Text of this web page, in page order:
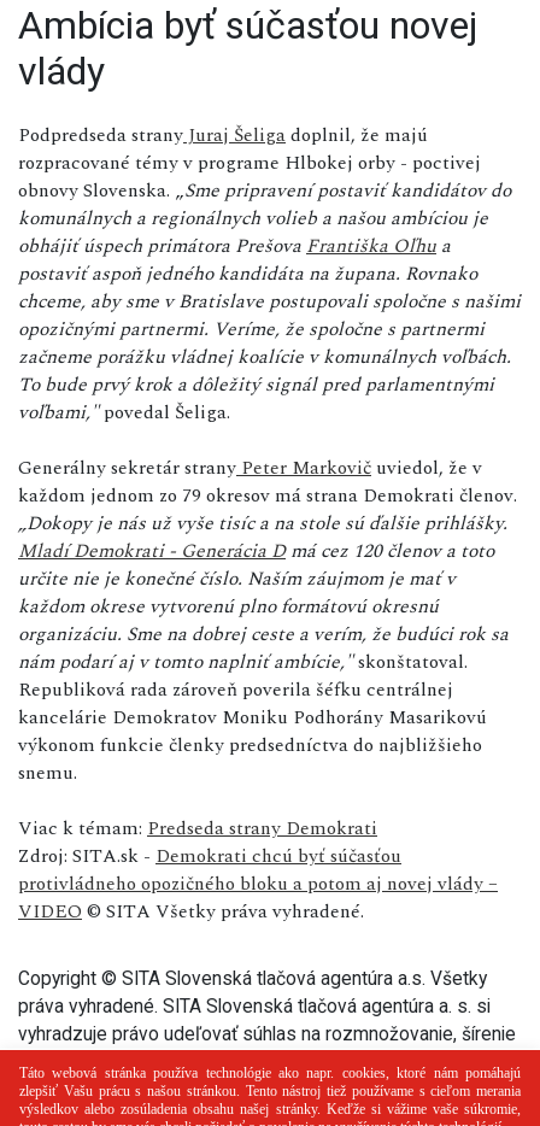
Ambícia byť súčasťou novej
vlády
Podpredseda strany Juraj Šeligadoplnil, že majú
rozpracované témy v programe Hlbokej orby - poctivej
obnovy Slovenska. „Sme pripravení postaviť kandidátov do
komunálnych a regionálnych volieb a našou ambíciou je
obhájiť úspech primátora Prešova Františka Oľhu a
postaviť aspoň jedného kandidáta na župana. Rovnako
chceme, aby sme v Bratislave postupovali spoločne s našimi
opozičnými partnermi. Veríme, že spoločne s partnermi
začneme porážku vládnej koalície v komunálnych voľbách.
To bude prvý krok a dôležitý signál pred parlamentnými
voľbami,"povedal Šeliga.
Generálny sekretár strany Peter Markovič uviedol, že v
každom jednom zo 79 okresov má strana Demokrati členov.
„Dokopy je nás už vyše tisíc a na stole sú ďalšie prihlášky.
Mladí Demokrati - Generácia Dmá cez 120 členov a toto
určite nie je konečné číslo. Naším záujmom je mať v
každom okrese vytvorenú plno formátovú okresnú
organizáciu. Sme na dobrej ceste a verím, že budúci rok sa
nám podarí aj v tomto naplniť ambície,"skonštatoval.
Republiková rada zároveň poverila šéfku centrálnej
kancelárie Demokratov Moniku Podhorány Masarikovú
výkonom funkcie členky predsedníctva do najbližšieho
snemu.
Viac k témam: Predseda strany Demokrati
Zdroj: SITA.sk - Demokrati chcú byť súčasťou
protivládneho opozičného bloku a potom aj novej vlády –
VIDEO © SITA Všetky práva vyhradené.
Copyright © SITA Slovenská tlačová agentúra a.s. Všetky
práva vyhradené. SITA Slovenská tlačová agentúra a. s. si
vyhradzuje právo udeľovať súhlas na rozmnožovanie, šírenie